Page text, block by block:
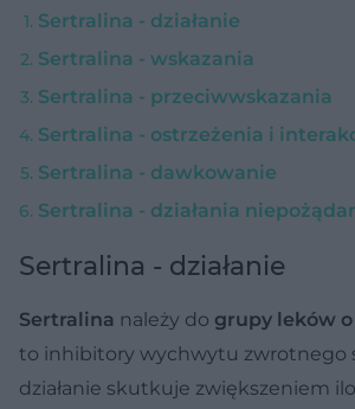
Sertralina - działanie
Sertralina - wskazania
Sertralina - przeciwwskazania
Sertralina - ostrzeżenia i
Sertralina - dawkowanie
Sertralina - działania
Sertralina - działanie
Sertralina należy do grupy leków o
to inhibitory wychwytu zwrotnego
działanie skutkuje zwiększeniem